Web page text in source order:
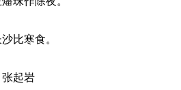
比寒食。
张起岩